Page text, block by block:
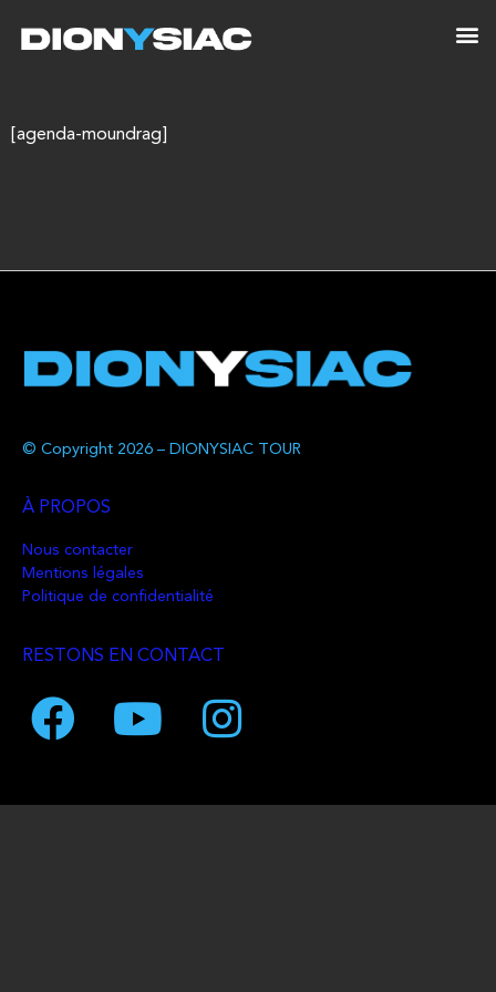
[agenda-moundrag]
© Copyright 2026 – DIONYSIAC TOUR
À PROPOS
Nous contacter
Mentions légales
Politique de confidentialité
RESTONS EN CONTACT